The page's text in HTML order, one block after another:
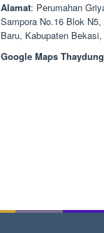
Alamat: Perumahan
Sampora No.16 Blok
Baru, Kabupaten
Google Maps